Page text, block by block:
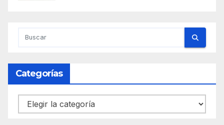
Categorías
Categorías